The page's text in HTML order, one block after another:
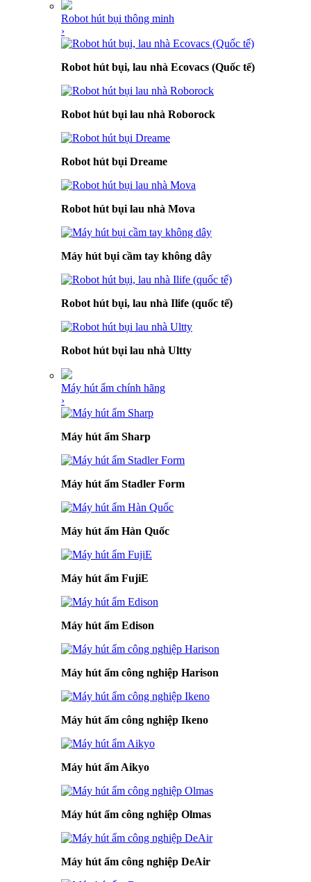
Robot hút bụi thông minh
›
Robot hút bụi, lau nhà Ecovacs (Quốc tế)
Robot hút bụi lau nhà Roborock
Robot hút bụi Dreame
Robot hút bụi lau nhà Mova
Máy hút bụi cầm tay không dây
Robot hút bụi, lau nhà Ilife (quốc tế)
Robot hút bụi lau nhà Ultty
Máy hút ẩm chính hãng
›
Máy hút ẩm Sharp
Máy hút ẩm Stadler Form
Máy hút ẩm Hàn Quốc
Máy hút ẩm FujiE
Máy hút ẩm Edison
Máy hút ẩm công nghiệp Harison
Máy hút ẩm công nghiệp Ikeno
Máy hút ẩm Aikyo
Máy hút ẩm công nghiệp Olmas
Máy hút ẩm công nghiệp DeAir